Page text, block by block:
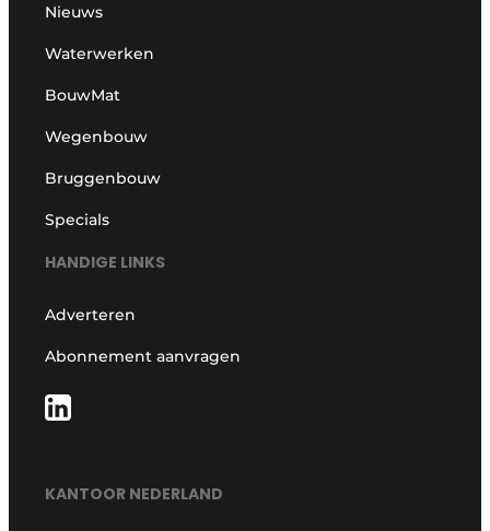
Nieuws
Waterwerken
BouwMat
Wegenbouw
Bruggenbouw
Specials
HANDIGE LINKS
Adverteren
Abonnement aanvragen
KANTOOR NEDERLAND